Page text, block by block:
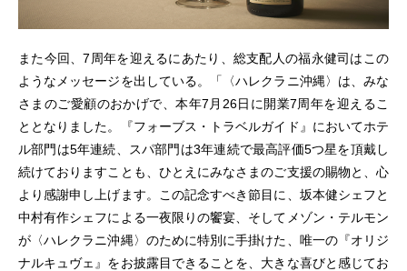
また今回、7周年を迎えるにあたり、総支配人の福永健司はこの
ようなメッセージを出している。「〈ハレクラニ沖縄〉は、みな
さまのご愛顧のおかげで、本年7月26日に開業7周年を迎えるこ
ととなりました。『フォーブス・トラベルガイド』においてホテ
ル部門は5年連続、スパ部門は3年連続で最高評価5つ星を頂戴し
続けておりますことも、ひとえにみなさまのご支援の賜物と、心
より感謝申し上げます。この記念すべき節目に、坂本健シェフと
中村有作シェフによる一夜限りの饗宴、そしてメゾン・テルモン
が〈ハレクラニ沖縄〉のために特別に手掛けた、唯一の『オリジ
ナルキュヴェ』をお披露目できることを、大きな喜びと感じてお